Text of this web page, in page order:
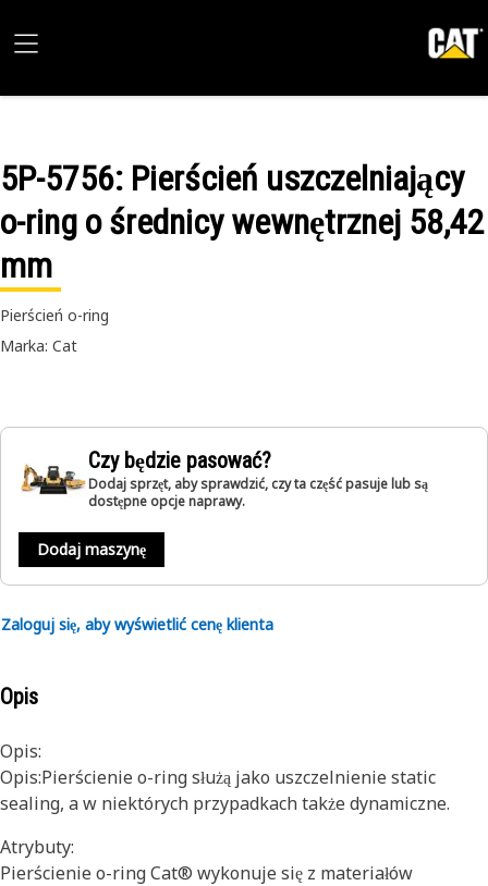
5P-5756: Pierścień uszczelniający
o-ring o średnicy wewnętrznej 58,42
mm
Pierścień o-ring
Marka: Cat
Czy będzie pasować?
Dodaj sprzęt, aby sprawdzić, czy ta część pasuje lub są
dostępne opcje naprawy.
Dodaj maszynę
Zaloguj się, aby wyświetlić cenę klienta
Opis
Opis:
Opis:Pierścienie o-ring służą jako uszczelnienie static
sealing, a w niektórych przypadkach także dynamiczne.
Atrybuty:
Pierścienie o-ring Cat® wykonuje się z materiałów